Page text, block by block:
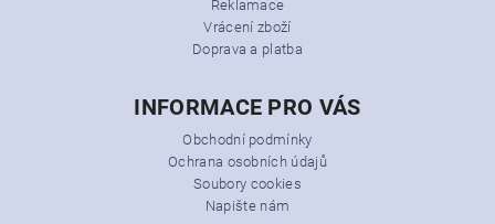
Reklamace
Vrácení zboží
Doprava a platba
INFORMACE PRO VÁS
Obchodní podmínky
Ochrana osobních údajů
Soubory cookies
Napište nám